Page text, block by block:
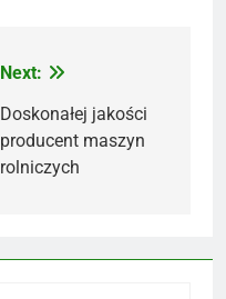
Next:
Doskonałej jakości
producent maszyn
rolniczych